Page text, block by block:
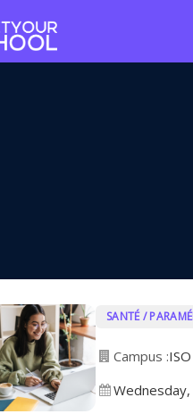
SANTÉ /
Campus :